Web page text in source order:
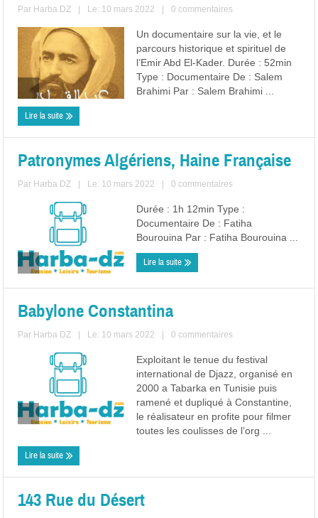
Par Harba DZ Le: 10 mars 2022 0 commentaires
Un documentaire sur la vie, et le
parcours historique et spirituel de
l’Emir Abd El-Kader. Durée : 52min
Type : Documentaire De : Salem
Brahimi Par : Salem Brahimi ...
Lire la suite
Patronymes Algériens, Haine Française
Par Harba DZ Le: 10 mars 2022 0 commentaires
Durée : 1h 12min Type :
Documentaire De : Fatiha
Bourouina Par : Fatiha Bourouina ...
Lire la suite
Babylone Constantina
Par Harba DZ Le: 10 mars 2022 0 commentaires
Exploitant le tenue du festival
international de Djazz, organisé en
2000 a Tabarka en Tunisie puis
ramené et dupliqué à Constantine,
le réalisateur en profite pour filmer
toutes les coulisses de l’org ...
Lire la suite
143 Rue du Désert